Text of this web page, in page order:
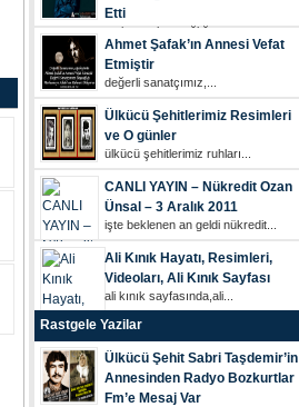
Etti
tazi̇ye ve başsağliği...
Ahmet Şafak’ın Annesi Vefat
Etmiştir
değerli sanatçımız,...
Ülkücü Şehitlerimiz Resimleri
ve O günler
ülkücü şehi̇tleri̇mi̇z ruhları...
CANLI YAYIN – Nükredit Ozan
Ünsal – 3 Aralık 2011
i̇şte beklenen an geldi̇ nükredi̇t...
Ali Kınık Hayatı, Resimleri,
Videoları, Ali Kınık Sayfası
ali kınık sayfasında,ali...
Rastgele Yazilar
Ülkücü Şehit Sabri Taşdemir’in
Annesinden Radyo Bozkurtlar
Fm’e Mesaj Var